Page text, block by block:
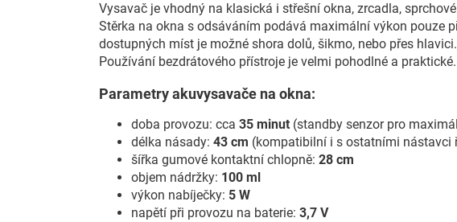
Vysavač je vhodný na klasická i střešní okna, zrcadla,
Stěrka na okna s odsáváním podává maximální výkon pouze
dostupných míst je možné shora dolů, šikmo, nebo přes hlavici.
Používání bezdrátového přístroje je velmi pohodlné a praktické.
Parametry akuvysavače na okna:
doba provozu: cca 35 minut (standby senzor pro
délka násady: 43 cm (kompatibilní i s ostatními nástavci
šířka gumové kontaktní chlopně: 28 cm
objem nádržky: 100 ml
výkon nabíječky: 5 W
napětí při provozu na baterie: 3,7 V